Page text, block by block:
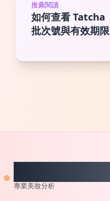
推薦閱讀
如何查看 Tatcha
批次號與有效期限
專業美妝分析